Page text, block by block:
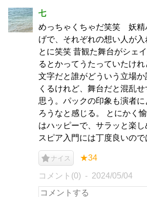
七
めっちゃくちゃだ笑笑 妖精
げで、それぞれの想い人が入
とに笑笑 昔観た舞台がシェ
るとかってうたっていたけれ
文字だと誰がどういう立場
くるけれど、舞台だと混乱
思う。パックの印象も演者
ろうなと感じる。 とにかく
はハッピーで、サラッと楽
スピア入門には丁度良いので
ナイス ★34
コメント(0) 2024/05/04